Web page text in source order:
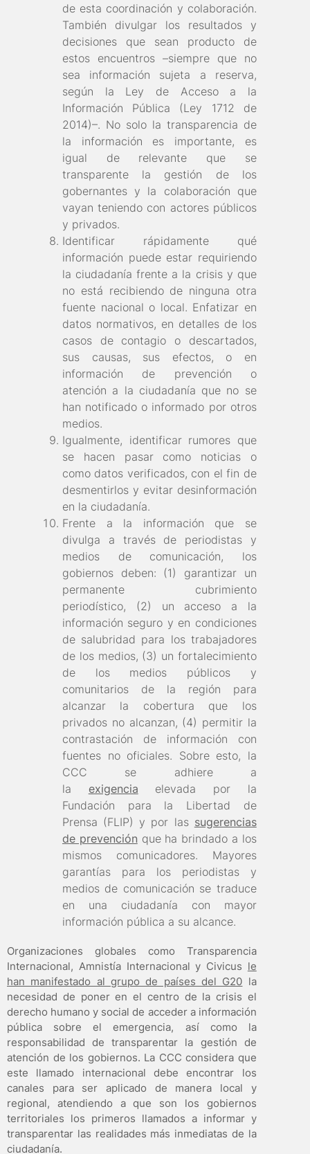
de esta coordinación y colaboración.
También divulgar los resultados y
decisiones que sean producto de
estos encuentros –siempre que no
sea información sujeta a reserva,
según la Ley de Acceso a la
Información Pública (Ley 1712 de
2014)–. No solo la transparencia de
la información es importante, es
igual de relevante que se
transparente la gestión de los
gobernantes y la colaboración que
vayan teniendo con actores públicos
y privados.
Identificar rápidamente qué
información puede estar requiriendo
la ciudadanía frente a la crisis y que
no está recibiendo de ninguna otra
fuente nacional o local. Enfatizar en
datos normativos, en detalles de los
casos de contagio o descartados,
sus causas, sus efectos, o en
información de prevención o
atención a la ciudadanía que no se
han notificado o informado por otros
medios.
Igualmente, identificar rumores que
se hacen pasar como noticias o
como datos verificados, con el fin de
desmentirlos y evitar desinformación
en la ciudadanía.
Frente a la información que se
divulga a través de periodistas y
medios de comunicación, los
gobiernos deben: (1) garantizar un
permanente cubrimiento
periodístico, (2) un acceso a la
información seguro y en condiciones
de salubridad para los trabajadores
de los medios, (3) un fortalecimiento
de los medios públicos y
comunitarios de la región para
alcanzar la cobertura que los
privados no alcanzan, (4) permitir la
contrastación de información con
fuentes no oficiales. Sobre esto, la
CCC se adhiere a
la exigencia elevada por la
Fundación para la Libertad de
Prensa (FLIP) y por las sugerencias
de prevención que ha brindado a los
mismos comunicadores. Mayores
garantías para los periodistas y
medios de comunicación se traduce
en una ciudadanía con mayor
información pública a su alcance.
Organizaciones globales como Transparencia
Internacional, Amnistía Internacional y Civicus le
han manifestado al grupo de países del G20 la
necesidad de poner en el centro de la crisis el
derecho humano y social de acceder a información
pública sobre el emergencia, así como la
responsabilidad de transparentar la gestión de
atención de los gobiernos. La CCC considera que
este llamado internacional debe encontrar los
canales para ser aplicado de manera local y
regional, atendiendo a que son los gobiernos
territoriales los primeros llamados a informar y
transparentar las realidades más inmediatas de la
ciudadanía.